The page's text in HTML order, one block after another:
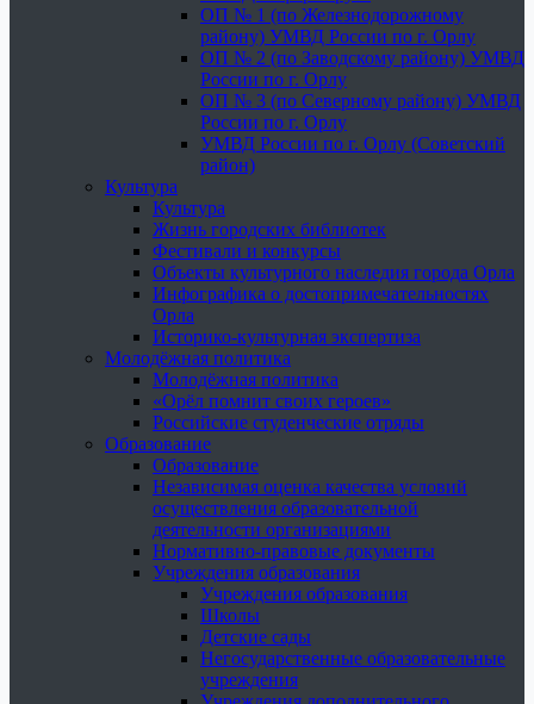
ОП № 1 (по Железнодорожному
району) УМВД России по г. Орлу
ОП № 2 (по Заводскому району) УМВД
России по г. Орлу
ОП № 3 (по Северному району) УМВД
России по г. Орлу
УМВД России по г. Орлу (Советский
район)
Культура
Культура
Жизнь городских библиотек
Фестивали и конкурсы
Объекты культурного наследия города Орла
Инфографика о достопримечательностях
Орла
Историко-культурная экспертиза
Молодёжная политика
Молодёжная политика
«Орёл помнит своих героев»
Российские студенческие отряды
Образование
Образование
Независимая оценка качества условий
осуществления образовательной
деятельности организациями
Нормативно-правовые документы
Учреждения образования
Учреждения образования
Школы
Детские сады
Негосударственные образовательные
учреждения